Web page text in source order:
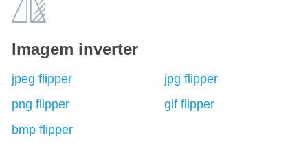
Imagem inverter
jpeg flipper
jpg flipper
png flipper
gif flipper
bmp flipper